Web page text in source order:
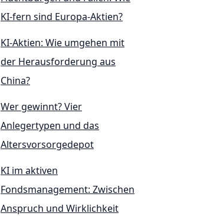
KI-fern sind Europa-Aktien?
KI-Aktien: Wie umgehen mit
der Herausforderung aus
China?
Wer gewinnt? Vier
Anlegertypen und das
Altersvorsorgedepot
KI im aktiven
Fondsmanagement: Zwischen
Anspruch und Wirklichkeit